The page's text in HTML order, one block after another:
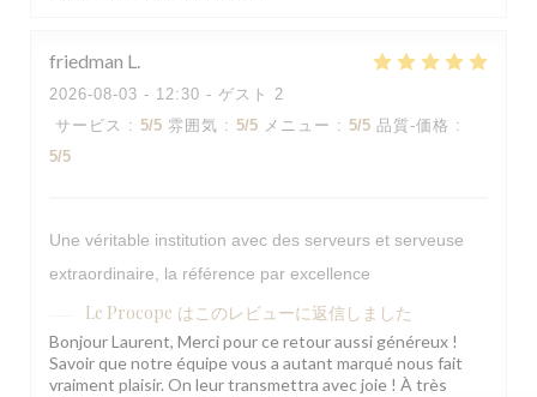
friedman L
2026-08-03 - 12:30 - ゲスト 2
サービス : 5/5 雰囲気 : 5/5 メニュー : 5/5 品質-価格 :
5/5
Une véritable institution avec des serveurs et serveuse
extraordinaire, la référence par excellence
Le Procope はこのレビューに返信しました
Bonjour Laurent, Merci pour ce retour aussi généreux !
Savoir que notre équipe vous a autant marqué nous fait
vraiment plaisir. On leur transmettra avec joie ! À très